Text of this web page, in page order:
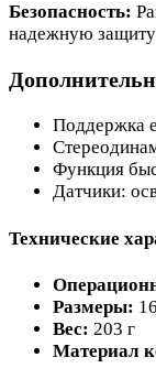
Безопасность:
надежную
Поддержка
Функция
Датчики:
Технические
Размеры:
Вес: 203 г
Материал